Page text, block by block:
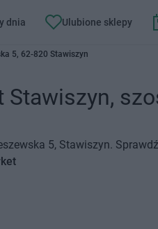
dnia Ulubione sklepy
5, 62-820 Stawiszyn
Stawiszyn,
5, Stawiszyn.